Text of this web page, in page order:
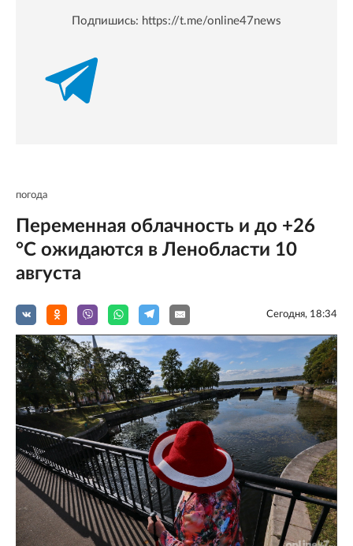
Подпишись: https://t.me/online47news
погода
Переменная облачность и до +26
°C ожидаются в Ленобласти 10
августа
Сегодня, 18:34